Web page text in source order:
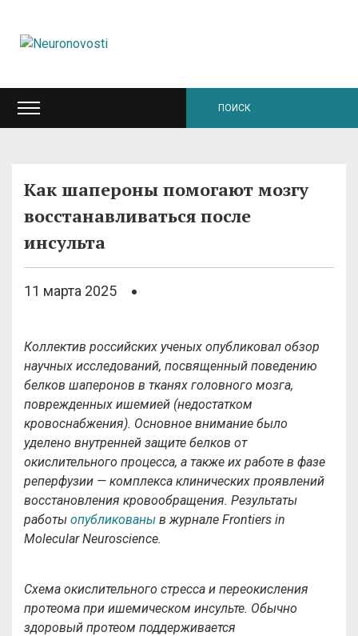
Как шапероны помогают мозгу
восстанавливаться после
инсульта
11 марта 2025
Коллектив российских ученых опубликовал обзор
научных исследований, посвященный поведению
белков шаперонов в тканях головного мозга,
поврежденных ишемией (недостатком
кровоснабжения). Основное внимание было
уделено внутренней защите белков от
окислительного процесса, а также их работе в фазе
реперфузии — комплекса клинических проявлений
восстановления кровообращения. Результаты
работы опубликованы в журнале Frontiers in
Molecular Neuroscience.
Схема окислительного стресса и переокисления
протеома при ишемическом инсульте. Обычно
здоровый протеом поддерживается